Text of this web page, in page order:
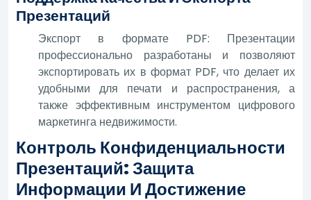
Презентаций
Экспорт в формате PDF: Презентации
профессионально разработаны и позволяют
экспортировать их в формат PDF, что делает их
удобными для печати и распространения, а
также эффективным инструментом цифрового
маркетинга недвижимости.
Контроль Конфиденциальности
Презентаций: Защита
Информации И Достижение